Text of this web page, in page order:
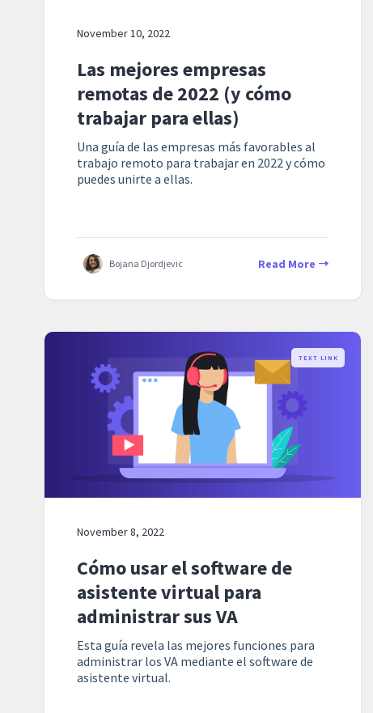
November 10, 2022
Las mejores empresas
remotas de 2022 (y cómo
trabajar para ellas)
Una guía de las empresas más favorables al
trabajo remoto para trabajar en 2022 y cómo
puedes unirte a ellas.
Bojana Djordjevic Read More
TEXT LINK
November 8, 2022
Cómo usar el software de
asistente virtual para
administrar sus VA
Esta guía revela las mejores funciones para
administrar los VA mediante el software de
asistente virtual.